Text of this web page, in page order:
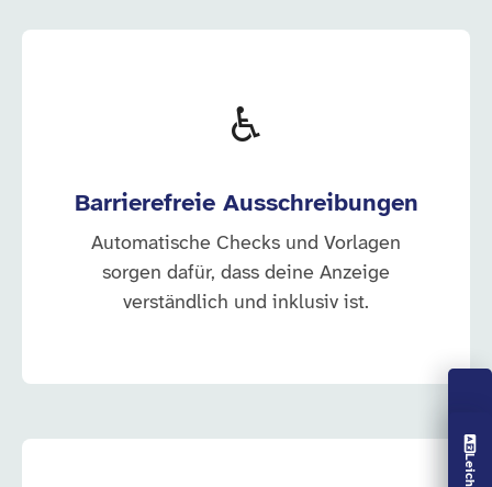
♿
Barrierefreie Ausschreibungen
Automatische Checks und Vorlagen
sorgen dafür, dass deine Anzeige
verständlich und inklusiv ist.